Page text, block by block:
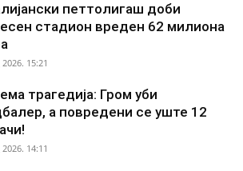
петтолигаш доби
стадион вреден 62 милиона
15:21
трагедија: Гром уби
а повредени се уште 12
14:11